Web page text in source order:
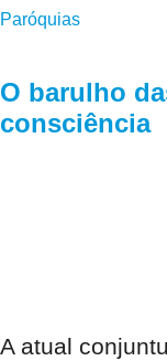
Paróquias
O barulho
consciência
A atual